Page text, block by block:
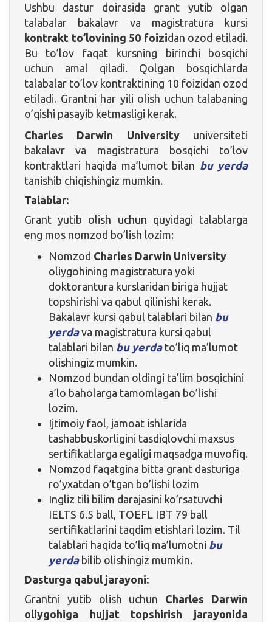
Ushbu dastur doirasida grant yutib olgan
talabalar bakalavr va magistratura kursi
kontrakt to’lovining 50 foizidan ozod etiladi.
Bu to’lov faqat kursning birinchi bosqichi
uchun amal qiladi. Qolgan bosqichlarda
talabalar to’lov kontraktining 10 foizidan ozod
etiladi. Grantni har yili olish uchun talabaning
o’qishi pasayib ketmasligi kerak.
Charles Darwin Universityuniversiteti
bakalavr va magistratura bosqichi to’lov
kontraktlari haqida ma’lumot bilan bu yerda
tanishib chiqishingiz mumkin.
Talablar:
Grant yutib olish uchun quyidagi talablarga
eng mos nomzod bo’lish lozim:
Nomzod Charles Darwin University
oliygohining magistratura yoki
doktorantura kurslaridan biriga hujjat
topshirishi va qabul qilinishi kerak.
Bakalavr kursi qabul talablari bilan bu
yerdava magistratura kursi qabul
talablari bilan bu yerdato’liq ma’lumot
olishingiz mumkin.
Nomzod bundan oldingi ta’lim bosqichini
a’lo baholarga tamomlagan bo’lishi
lozim.
Ijtimoiy faol, jamoat ishlarida
tashabbuskorligini tasdiqlovchi maxsus
sertifikatlarga egaligi maqsadga muvofiq.
Nomzod faqatgina bitta grant dasturiga
ro’yxatdan o’tgan bo’lishi lozim
Ingliz tili bilim darajasini ko’rsatuvchi
IELTS 6.5 ball, TOEFL IBT 79 ball
sertifikatlarini taqdim etishlari lozim. Til
talablari haqida to’liq ma’lumotni bu
yerdabilib olishingiz mumkin.
Dasturga qabul jarayoni:
Grantni yutib olish uchun Charles Darwin
oliygohiga hujjat topshirish jarayonida